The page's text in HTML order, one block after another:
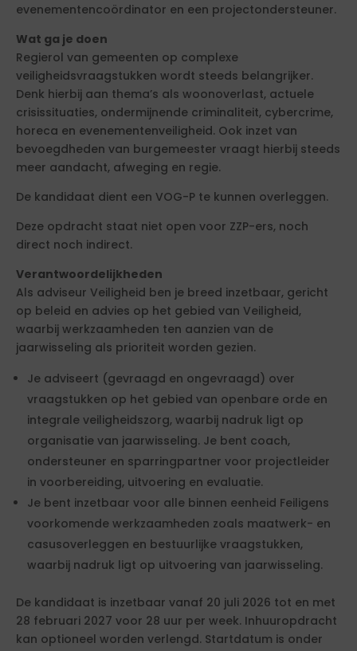
evenementencoördinator en een projectondersteuner.
Wat ga je doen
Regierol van gemeenten op complexe
veiligheidsvraagstukken wordt steeds belangrijker.
Denk hierbij aan thema’s als woonoverlast, actuele
crisissituaties, ondermijnende criminaliteit, cybercrime,
horeca en evenementenveiligheid. Ook inzet van
bevoegdheden van burgemeester vraagt hierbij steeds
meer aandacht, afweging en regie.
De kandidaat dient een VOG-P te kunnen overleggen.
Deze opdracht staat niet open voor ZZP-ers, noch
direct noch indirect.
Verantwoordelijkheden
Als adviseur Veiligheid ben je breed inzetbaar, gericht
op beleid en advies op het gebied van Veiligheid,
waarbij werkzaamheden ten aanzien van de
jaarwisseling als prioriteit worden gezien.
Je adviseert (gevraagd en ongevraagd) over
vraagstukken op het gebied van openbare orde en
integrale veiligheidszorg, waarbij nadruk ligt op
organisatie van jaarwisseling. Je bent coach,
ondersteuner en sparringpartner voor projectleider
in voorbereiding, uitvoering en evaluatie.
Je bent inzetbaar voor alle binnen eenheid Feiligens
voorkomende werkzaamheden zoals maatwerk- en
casusoverleggen en bestuurlijke vraagstukken,
waarbij nadruk ligt op uitvoering van jaarwisseling.
De kandidaat is inzetbaar vanaf 20 juli 2026 tot en met
28 februari 2027 voor 28 uur per week. Inhuuropdracht
kan optioneel worden verlengd. Startdatum is onder